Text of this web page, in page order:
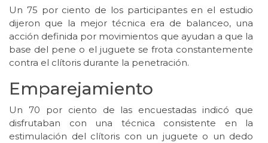
Un 75 por ciento de los participantes en el estudio
dijeron que la mejor técnica era de balanceo, una
acción definida por movimientos que ayudan a que la
base del pene o el juguete se frota constantemente
contra el clítoris durante la penetración.
Emparejamiento
Un 70 por ciento de las encuestadas indicó que
disfrutaban con una técnica consistente en la
estimulación del clítoris con un juguete o un dedo